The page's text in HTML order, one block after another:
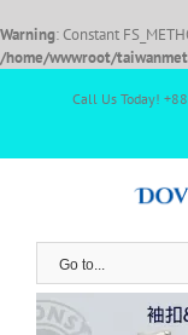
Warning: Constant
/home/wwwroot/
Call Us Today!
Go to...